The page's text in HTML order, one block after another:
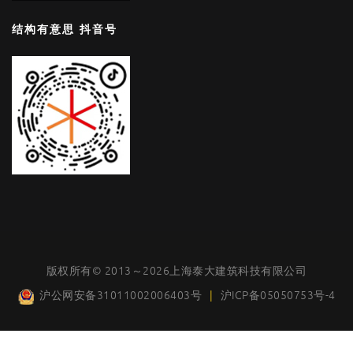
结构有意思 抖音号
版权所有© 2013～2026上海泰大建筑科技有限公司
沪公网安备31011002006403号 | 沪ICP备05050753号-4